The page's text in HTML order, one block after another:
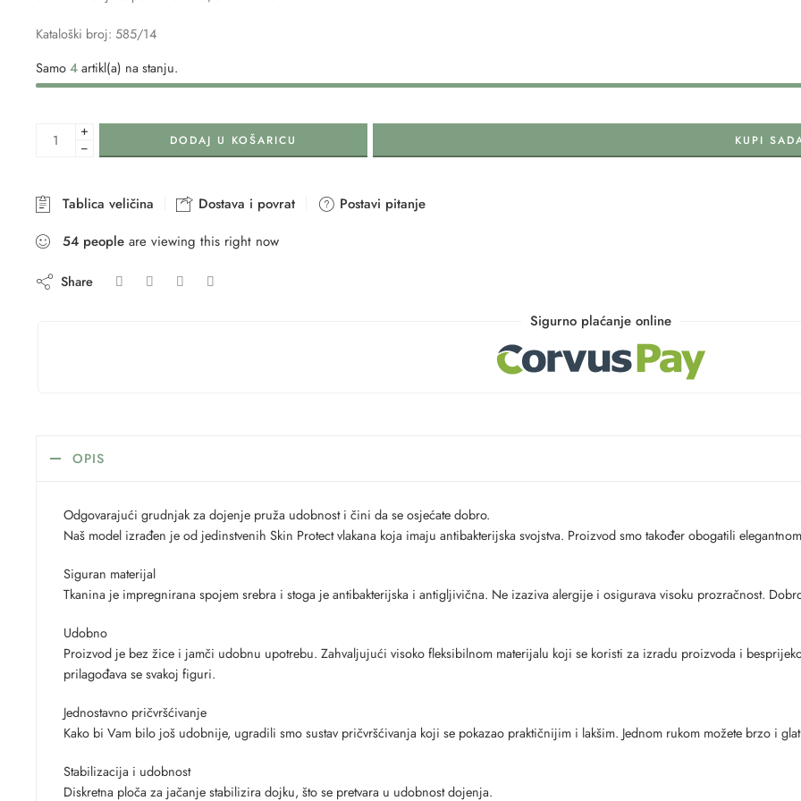
Kataloški broj: 585/14
Samo4artikl(a) na stanju.
+
−
DODAJ U KOŠARICU KUPI
Tablica veličina Dostava i povrat
Postavi pitanje
54 people are viewing this right now
Share
Sigurno plaćanje online
OPIS
Odgovarajući grudnjak za dojenje pruža udobnost i čini da se osjećate dobro.
Naš model izrađen je od jedinstvenih Skin Protect vlakana koja imaju antibakterijska svojstva. Proizvod smo također obogatili
Siguran materijal
Tkanina je impregnirana spojem srebra i stoga je antibakterijska i antigljivična. Ne izaziva alergije i osigurava visoku prozračnost.
Udobno
Proizvod je bez žice i jamči udobnu upotrebu. Zahvaljujući visoko fleksibilnom materijalu koji se koristi za izradu proizvoda i
prilagođava se svakoj figuri.
Jednostavno pričvršćivanje
Kako bi Vam bilo još udobnije, ugradili smo sustav pričvršćivanja koji se pokazao praktičnijim i lakšim. Jednom rukom možete brzo i
Stabilizacija i udobnost
Diskretna ploča za jačanje stabilizira dojku, što se pretvara u udobnost dojenja.